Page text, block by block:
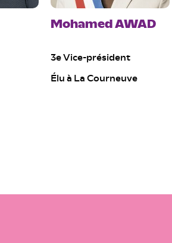
Mohamed AWAD
3e Vice-président
Élu à La Courneuve